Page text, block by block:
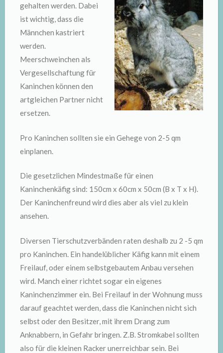
gehalten werden. Dabei
ist wichtig, dass die
Männchen kastriert
werden.
Meerschweinchen als
Vergesellschaftung für
Kaninchen können den
artgleichen Partner nicht
ersetzen.
Pro Kaninchen sollten sie ein Gehege von 2-5 qm
einplanen.
Die gesetzlichen Mindestmaße für einen
Kaninchenkäfig sind: 150cm x 60cm x 50cm (B x T x H).
Der Kaninchenfreund wird dies aber als viel zu klein
ansehen.
Diversen Tierschutzverbänden raten deshalb zu 2 -5 qm
pro Kaninchen. Ein handelüblicher Käfig kann mit einem
Freilauf, oder einem selbstgebautem Anbau versehen
wird. Manch einer richtet sogar ein eigenes
Kaninchenzimmer ein. Bei Freilauf in der Wohnung muss
darauf geachtet werden, dass die Kaninchen nicht sich
selbst oder den Besitzer, mit ihrem Drang zum
Anknabbern, in Gefahr bringen. Z.B. Stromkabel sollten
also für die kleinen Racker unerreichbar sein. Bei